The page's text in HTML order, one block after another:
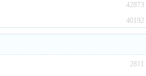
42873
40192
2811